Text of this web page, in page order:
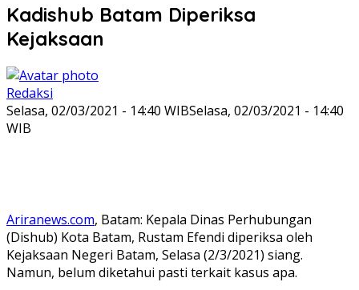
Kadishub Batam Diperiksa
Kejaksaan
Redaksi
Selasa, 02/03/2021 - 14:40 WIBSelasa, 02/03/2021 - 14:40
WIB
Ariranews.com, Batam: Kepala Dinas Perhubungan
(Dishub) Kota Batam, Rustam Efendi diperiksa oleh
Kejaksaan Negeri Batam, Selasa (2/3/2021) siang.
Namun, belum diketahui pasti terkait kasus apa.